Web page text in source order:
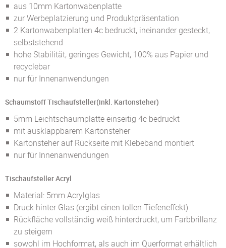
aus 10mm Kartonwabenplatte
zur Werbeplatzierung und Produktpräsentation
2 Kartonwabenplatten 4c bedruckt, ineinander gesteckt,
selbststehend
hohe Stabilität, geringes Gewicht, 100% aus Papier und
recyclebar
nur für Innenanwendungen
Schaumstoff Tischaufsteller(inkl. Kartonsteher)
5mm Leichtschaumplatte einseitig 4c bedruckt
mit ausklappbarem Kartonsteher
Kartonsteher auf Rückseite mit Klebeband montiert
nur für Innenanwendungen
Tischaufsteller Acryl
Material: 5mm Acrylglas
Druck hinter Glas (ergibt einen tollen Tiefeneffekt)
Rückfläche vollständig weiß hinterdruckt, um Farbbrillanz
zu steigern
sowohl im Hochformat, als auch im Querformat erhältlich